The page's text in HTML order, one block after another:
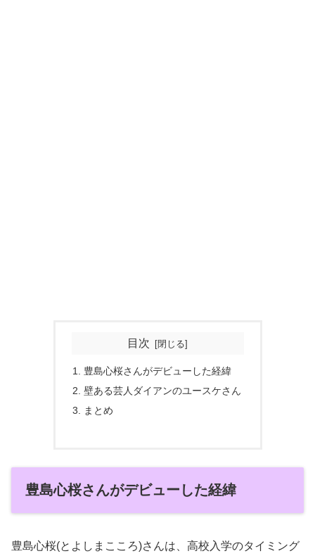
目次
豊島心桜さんがデビューした経緯
壁ある芸人ダイアンのユースケさん
まとめ
豊島心桜さんがデビューした経緯
豊島心桜(とよしまこころ)さんは、高校入学のタイミング